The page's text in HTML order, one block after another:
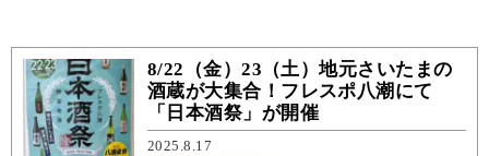
8/22（金）23（土）地元さいたまの
酒蔵が大集合！フレスポ八潮にて
「日本酒祭」が開催
2025.8.17